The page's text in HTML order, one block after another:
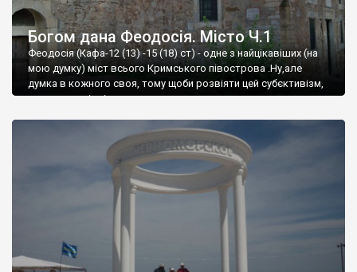
Богом дана Феодосія. Місто Ч.1
Феодосія (Кафа-12 (13) -15 (18) ст) - одне з найцікавіших (на
мою думку) міст всього Кримського півострова .Ну,але
думка в кожного своя, тому щоби розвіяти цей субєктивізм,
запрошую відвідати це